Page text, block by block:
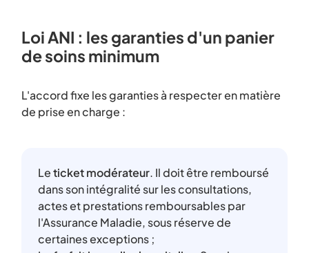
Loi ANI : les garanties d'un panier
de soins minimum
L'accord fixe les garanties à respecter en matière
de prise en charge :
Leticket modérateur. Il doit être remboursé
dans son intégralité sur les consultations,
actes et prestations remboursables par
l'Assurance Maladie, sous réserve de
certaines exceptions ;